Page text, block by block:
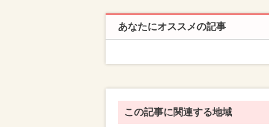
あなたにオススメの記事
この記事に関連する地域